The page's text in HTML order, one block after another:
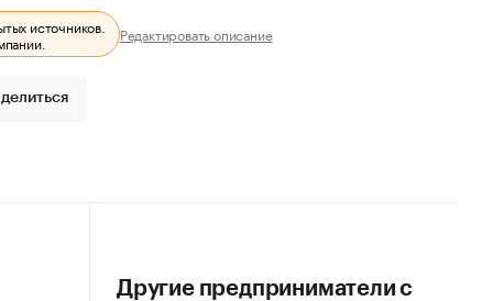
источников.
Редактировать описание
Другие предприниматели с